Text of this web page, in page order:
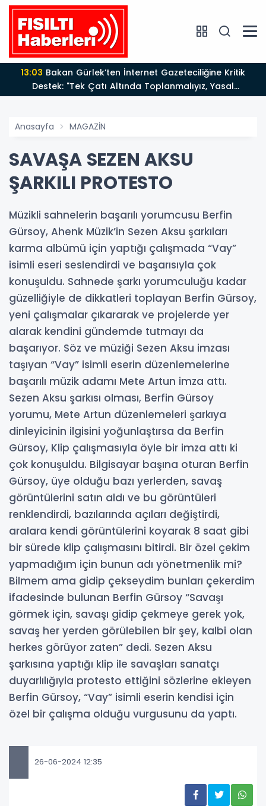
13:03
Destek: "Tek Çatı Altında Toplanmalıyız, Yasal
Düzenlemeye Hazırız"
Anasayfa MAGAZİN
SAVAŞA SEZEN AKSU
ŞARKILI PROTESTO
Müzikli sahnelerin başarılı yorumcusu Berfin
Gürsoy, Ahenk Müzik’in Sezen Aksu şarkıları
karma albümü için yaptığı çalışmada “Vay”
isimli eseri seslendirdi ve başarısıyla çok
konuşuldu. Sahnede şarkı yorumculuğu kadar
güzelliğiyle de dikkatleri toplayan Berfin Gürsoy,
yeni çalışmalar çıkararak ve projelerde yer
alarak kendini gündemde tutmayı da
başarıyor. Söz ve müziği Sezen Aksu imzası
taşıyan “Vay” isimli eserin düzenlemelerine
başarılı müzik adamı Mete Artun imza attı.
Sezen Aksu şarkısı olması, Berfin Gürsoy
yorumu, Mete Artun düzenlemeleri şarkıya
dinleyicinin ilgisini yoğunlaştırsa da Berfin
Gürsoy, Klip çalışmasıyla öyle bir imza attı ki
çok konuşuldu. Bilgisayar başına oturan Berfin
Gürsoy, üye olduğu bazı yerlerden, savaş
görüntülerini satın aldı ve bu görüntüleri
renklendirdi, bazılarında açıları değiştirdi,
aralara kendi görüntülerini koyarak 8 saat gibi
bir sürede klip çalışmasını bitirdi. Bir özel çekim
yapmadığım için bunun adı yönetmenlik mi?
Bilmem ama gidip çekseydim bunları çekerdim
ifadesinde bulunan Berfin Gürsoy “Savaşı
görmek için, savaşı gidip çekmeye gerek yok,
savaş her yerden görülebilen bir şey, kalbi olan
herkes görüyor zaten” dedi. Sezen Aksu
şarkısına yaptığı klip ile savaşları sanatçı
duyarlılığıyla protesto ettiğini sözlerine ekleyen
Berfin Gürsoy, “Vay” isimli eserin kendisi için
özel bir çalışma olduğu vurgusunu da yaptı.
26-06-2024 12:35